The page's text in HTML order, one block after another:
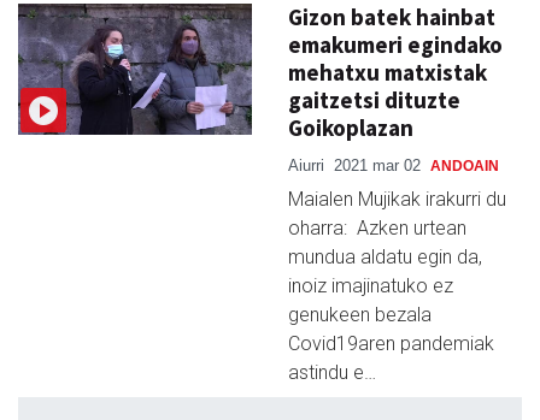
Gizon batek hainbat
emakumeri egindako
mehatxu matxistak
gaitzetsi dituzte
Goikoplazan
Aiurri 2021 mar 02 ANDOAIN
Maialen Mujikak irakurri du
oharra: Azken urtean
mundua aldatu egin da,
inoiz imajinatuko ez
genukeen bezala
Covid19aren pandemiak
astindu e…